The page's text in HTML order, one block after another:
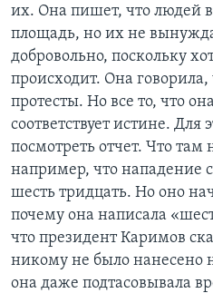
их. Она пишет, что людей
площадь, но их не
добровольно, поскольку
происходит. Она
протесты. Но все то, что
соответствует истине. Для
посмотреть отчет. Что
например, что нападение
шесть тридцать. Но оно
почему она написала
что президент Каримов
никому не было нанесено
она даже подтасовывала